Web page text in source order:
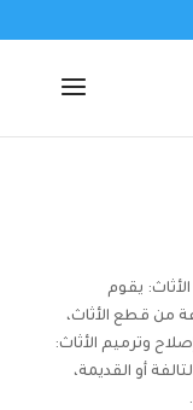
يقوم
من قطع الأثاث،
وترميم الأثاث:
أو القديمة،